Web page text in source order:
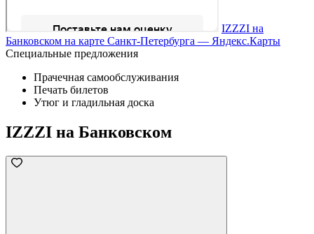
IZZZI на
Банковском на карте Санкт‑Петербурга — Яндекс.Карты
Специальные предложения
Прачечная самообслуживания
Печать билетов
Утюг и гладильная доска
IZZZI на Банковском